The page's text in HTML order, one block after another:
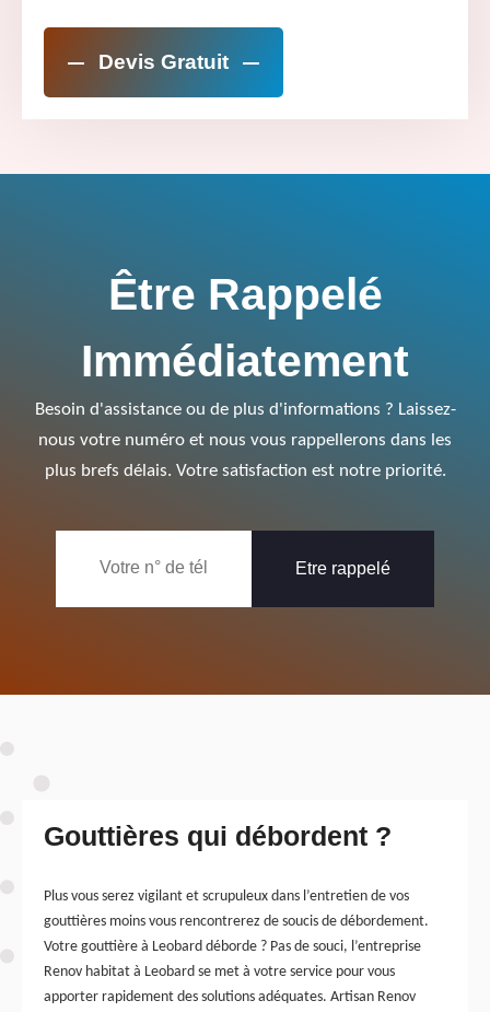
Devis Gratuit
Être Rappelé
Immédiatement
Besoin d'assistance ou de plus d'informations ? Laissez-
nous votre numéro et nous vous rappellerons dans les
plus brefs délais. Votre satisfaction est notre priorité.
Gouttières qui débordent ?
Plus vous serez vigilant et scrupuleux dans l’entretien de vos
gouttières moins vous rencontrerez de soucis de débordement.
Votre gouttière à Leobard déborde ? Pas de souci, l’entreprise
Renov habitat à Leobard se met à votre service pour vous
apporter rapidement des solutions adéquates. Artisan Renov